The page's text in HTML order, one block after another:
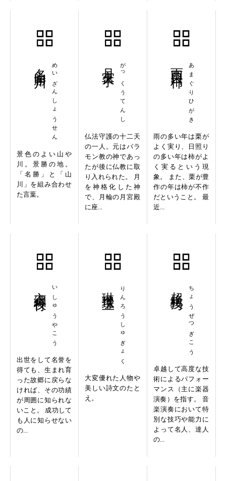
めいざんしょうせん
景色のよい山や
川。景勝の地。
「名勝」と「山
川」を組み合わせ
た言葉。
がっくうてんし
仏法守護の十二天
の一人。元はバラ
モン教の神であっ
たが後に仏教に取
り入れられた。 月
を神格化した神
で、月輪の月宮殿
に座...
あまぐりひがき
雨の多い年は栗が
よく実り、日照り
の多い年は柿がよ
く実るという現
象。 また、栗が豊
作の年は柿が不作
だということ。 最
近...
いしゅうやこう
出世をして名誉を
得ても、生まれ育
った故郷に戻らな
ければ、その功績
が周囲に知られな
いこと。 成功して
も人に知らせない
の...
りんろうしゅぎょく
大変優れた人物や
美しい詩文のたと
え。
ちょうぜつぎこう
卓越して高度な技
術によるパフォー
マンス（主に楽器
演奏）を指す。 音
楽演奏において特
別な技巧や能力に
よって名人、達人
の...